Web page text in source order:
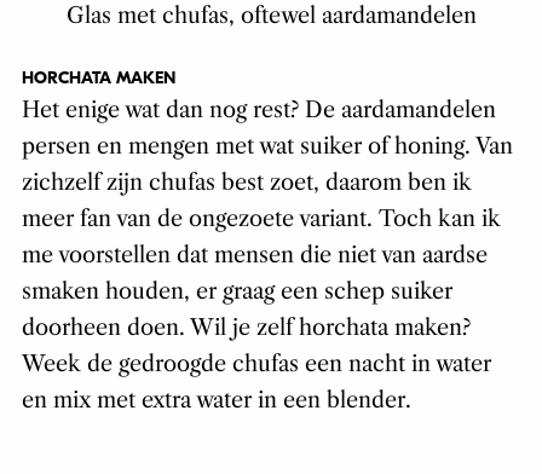
Glas met chufas, oftewel aardamandelen
HORCHATA MAKEN
Het enige wat dan nog rest? De aardamandelen
persen en mengen met wat suiker of honing. Van
zichzelf zijn chufas best zoet, daarom ben ik
meer fan van de ongezoete variant. Toch kan ik
me voorstellen dat mensen die niet van aardse
smaken houden, er graag een schep suiker
doorheen doen. Wil je zelf horchata maken?
Week de gedroogde chufas een nacht in water
en mix met extra water in een blender.